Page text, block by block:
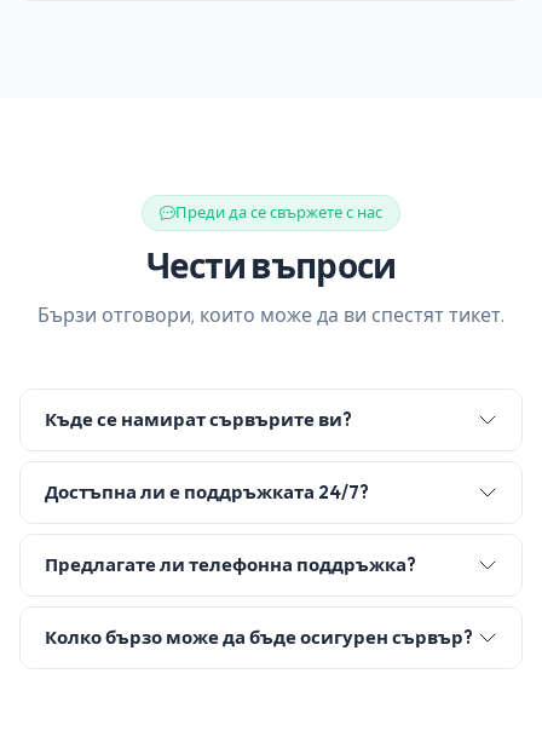
Преди да се свържете с нас
Чести въпроси
Бързи отговори, които може да ви спестят тикет.
Къде се намират сървърите ви?
Достъпна ли е поддръжката 24/7?
Предлагате ли телефонна поддръжка?
Колко бързо може да бъде осигурен сървър?